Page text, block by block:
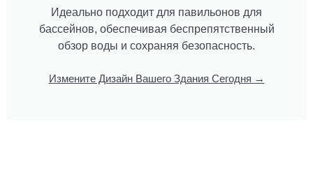
Идеально подходит для павильонов для
бассейнов, обеспечивая беспрепятственный
обзор воды и сохраняя безопасность.
Измените Дизайн Вашего Здания Сегодня →